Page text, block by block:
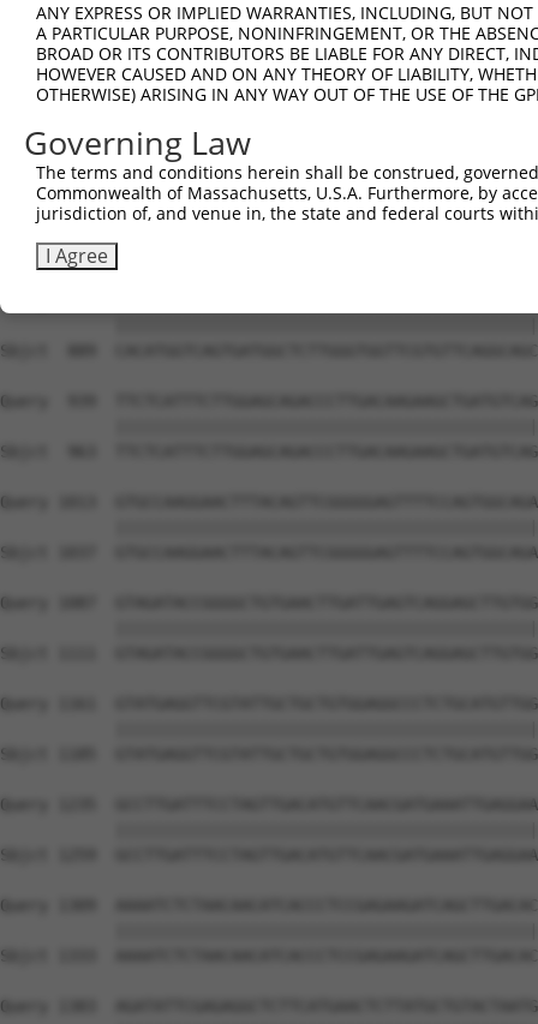
ANY EXPRESS OR IMPLIED WARRANTIES, INCLUDING, BUT
A PARTICULAR PURPOSE, NONINFRINGEMENT, OR THE
BROAD OR ITS CONTRIBUTORS BE LIABLE FOR ANY DIRECT,
HOWEVER CAUSED AND ON ANY THEORY OF LIABILITY,
OTHERWISE) ARISING IN ANY WAY OUT OF THE USE OF THE
Governing Law
The terms and conditions herein shall be construed,
Commonwealth of Massachusetts, U.S.A. Furthermore, by
jurisdiction of, and venue in, the state and federal courts
I Agree